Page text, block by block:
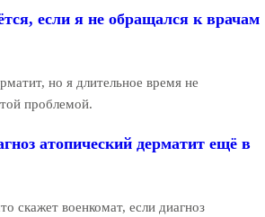
если я не обращался к врачам
но я длительное время не
проблемой.
атопический дерматит ещё в
скажет военкомат, если диагноз